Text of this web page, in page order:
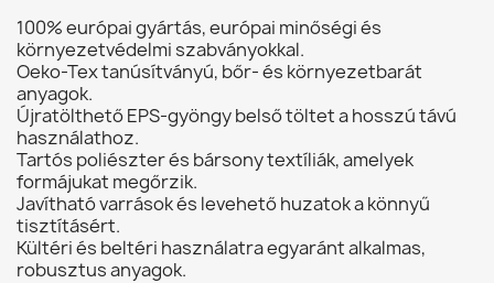
100% európai gyártás, európai minőségi és
környezetvédelmi szabványokkal.
Oeko-Tex tanúsítványú, bőr- és környezetbarát
anyagok.
Újratölthető EPS-gyöngy belső töltet a hosszú távú
használathoz.
Tartós poliészter és bársony textíliák, amelyek
formájukat megőrzik.
Javítható varrások és levehető huzatok a könnyű
tisztításért.
Kültéri és beltéri használatra egyaránt alkalmas,
robusztus anyagok.